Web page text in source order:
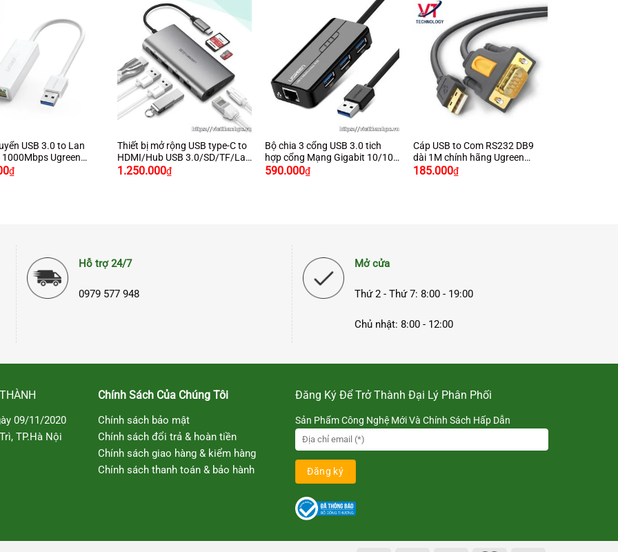
USB 3.0 to Lan
Ugreen
trắng chính hãng
₫
Thiết bị mở rộng USB type-C to
HDMI/Hub USB 3.0/SD/TF/Lan
Gigabit chính hãng Ugreen
1.250.000₫
Bộ chia 3 cổng USB 3.0 tich
hợp cổng Mạng Gigabit 10/100
/ 1000Mbps chính hãng Ugreen
590.000₫
Cáp USB to Com RS232 DB9
dài 1M chính hãng Ugreen
20210
185.000₫
Hỗ trợ 24/7
0979 577 948
Mở cửa
Thứ 2 - Thứ 7: 8:00 - 19:00
Chủ nhật: 8:00 - 12:00
09/11/2020
TP.Hà Nội
Chính Sách Của Chúng Tôi
Chính sách bảo mật
Chính sách đổi trả & hoàn tiền
Chính sách giao hàng & kiểm hàng
Chính sách thanh toán & bảo hành
Đăng Ký Để Trở Thành Đại Lý Phân Phối
Sản Phẩm Công Nghệ Mới Và Chính Sách Hấp Dẫn